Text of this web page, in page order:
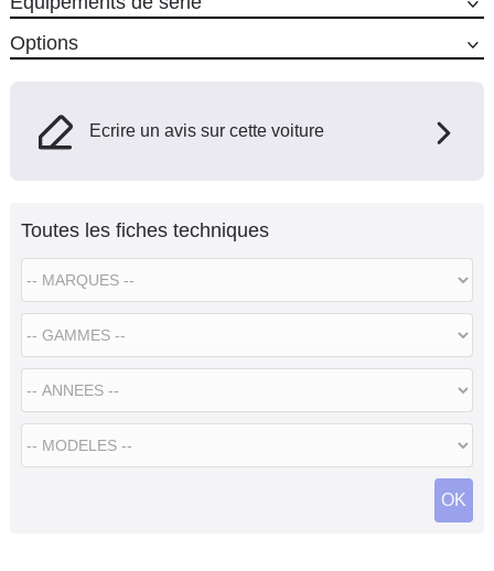
Options
Ecrire un avis sur cette voiture
Toutes les fiches techniques